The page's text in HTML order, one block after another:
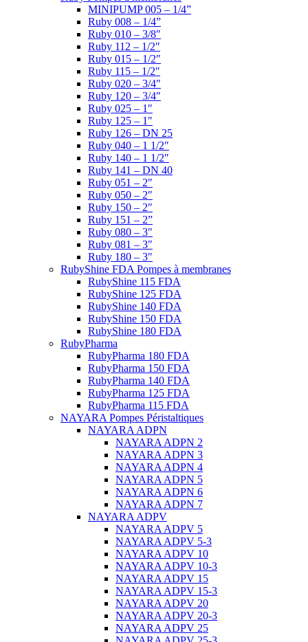
MINIPUMP 005 – 1/4”
Ruby 008 – 1/4”
Ruby 010 – 3/8″
Ruby 112 – 1/2″
Ruby 015 – 1/2″
Ruby 115 – 1/2″
Ruby 020 – 3/4″
Ruby 120 – 3/4″
Ruby 025 – 1″
Ruby 125 – 1″
Ruby 126 – DN 25
Ruby 040 – 1 1/2″
Ruby 140 – 1 1/2″
Ruby 141 – DN 40
Ruby 051 – 2″
Ruby 050 – 2″
Ruby 150 – 2″
Ruby 151 – 2”
Ruby 080 – 3″
Ruby 081 – 3″
Ruby 180 – 3″
RubyShine FDA Pompes à membranes
RubyShine 115 FDA
RubyShine 125 FDA
RubyShine 140 FDA
RubyShine 150 FDA
RubyShine 180 FDA
RubyPharma
RubyPharma 180 FDA
RubyPharma 150 FDA
RubyPharma 140 FDA
RubyPharma 125 FDA
RubyPharma 115 FDA
NAYARA Pompes Péristaltiques
NAYARA ADPN
NAYARA ADPN 2
NAYARA ADPN 3
NAYARA ADPN 4
NAYARA ADPN 5
NAYARA ADPN 6
NAYARA ADPN 7
NAYARA ADPV
NAYARA ADPV 5
NAYARA ADPV 5-3
NAYARA ADPV 10
NAYARA ADPV 10-3
NAYARA ADPV 15
NAYARA ADPV 15-3
NAYARA ADPV 20
NAYARA ADPV 20-3
NAYARA ADPV 25